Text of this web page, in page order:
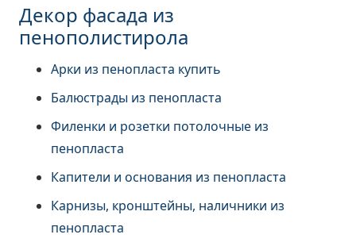
Декор фасада из
пенополистирола
Арки из пенопласта купить
Балюстрады из пенопласта
Филенки и розетки потолочные из
пенопласта
Капители и основания из пенопласта
Карнизы, кронштейны, наличники из
пенопласта